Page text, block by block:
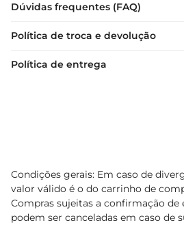
Dúvidas frequentes (FAQ)
Política de troca e devolução
Política de entrega
Condições gerais: Em caso de
valor válido é o do carrinho de
Compras sujeitas a confirmação de
podem ser canceladas em caso de